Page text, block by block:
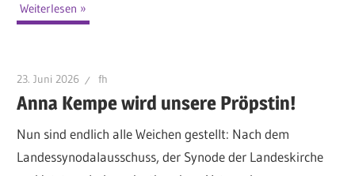
Weiterlesen
23. Juni 2026 fh
Anna Kempe wird unsere Pröpstin!
Nun sind endlich alle Weichen gestellt: Nach dem
Landessynodalausschuss, der Synode der Landeskirche